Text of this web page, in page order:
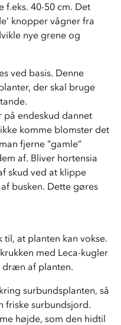
f.eks. 40-50 cm. Det
knopper vågner fra
nye grene og
ved basis. Denne
der skal bruge
endeskud dannet
komme blomster det
fjerne ”gamle”
af. Bliver hortensia
skud ved at klippe
busken. Dette gøres
at planten kan vokse.
med Leca-kugler
af planten.
surbundsplanten, så
friske surbundsjord.
højde, som den hidtil